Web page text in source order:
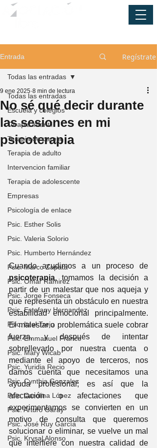
Entrada Regístrate
Todas las entradas
Escuela y colegios
Terapia infantil
Terapia de pareja
Terapia de adulto
Intervencion familiar
Terapia de adolescente
Empresas
Psicología de enlace
Psic. Esther Solis
Psic. Valeria Solorio
Psic. Humberto Hernández
Psic. Marco Zapata
Psic. Omar Ramirez
Psic. Jorge Fonseca
Psic. Estefany Hernandez
Psic. Itzel Trejo
Psic. Emmanuel Franco
Psic. Mary Wicab
Psic. Yuridia Recio
Psic. Cynthia Gonzalez
Psic. Carolina López
Psic. Arturo Garay
Psic. José Ruy García
Psic. Krysal Alonso
Todas las entradas
No sé qué decir durante
las sesiones en mi
psicoterapia
9 ene 2025 8 min de lectura
psicoterapia, tomamos la decisión a
partir de un malestar que nos aqueja y
que representa un obstáculo en nuestra
estabilidad emocional principalmente.
El malestar o problemática suele cobrar
fuerza, y después de intentar
sobrellevarlo por nuestra cuenta o
mediante el apoyo de terceros, nos
damos cuenta que necesitamos una
ayuda profesional; es así que la
afectación o afectaciones que
experimentamos se convierten en un
motivo de consulta que queremos
solucionar o eliminar, se vuelve un mal
que interfiere con nuestra calidad de